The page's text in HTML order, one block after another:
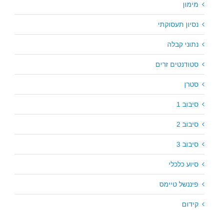
מימון
נסיון תעסוקתי
נתוני קבלה
סטודנטים זרים
סטרן
סיבוב 1
סיבוב 2
סיבוב 3
סיוע כלכלי
פיננשל טיימס
קידום